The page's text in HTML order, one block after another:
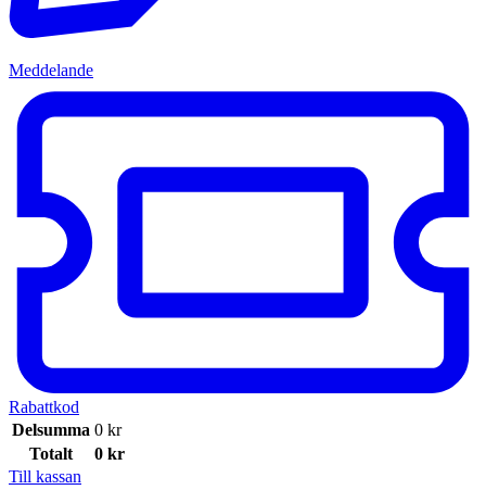
Meddelande
Rabattkod
Delsumma 0 kr
Totalt
0 kr
Till kassan